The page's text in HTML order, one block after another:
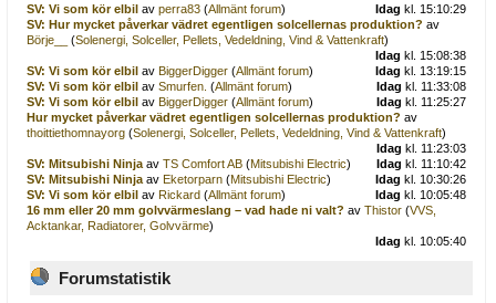
SV: Vi som kör elbilav perra83(Allmänt forum) Idag kl. 15:10:29
SV: Hur mycket påverkar vädret egentligen solcellernas produktion? av
Börje__
(Solenergi, Solceller, Pellets, Vedeldning, Vind & Vattenkraft)
Idag kl. 15:08:38
SV: Vi som kör elbilav BiggerDigger(Allmänt forum) Idag kl. 13:19:15
SV: Vi som kör elbilav Smurfen. (Allmänt forum) Idag kl. 11:33:08
SV: Vi som kör elbilav BiggerDigger(Allmänt forum) Idag kl. 11:25:27
Hur mycket påverkar vädret egentligen solcellernas produktion? av
thoittiethomnayorg(Solenergi, Solceller, Pellets, Vedeldning, Vind & Vattenkraft)
Idag kl. 11:23:03
SV: Mitsubishi Ninjaav TS Comfort AB(Mitsubishi Electric) Idag kl. 11:10:42
SV: Mitsubishi Ninjaav Eketorparn(Mitsubishi Electric) Idag kl. 10:30:26
SV: Vi som kör elbilav Rickard(Allmänt forum) Idag kl. 10:05:48
16 mm eller 20 mm golvvärmeslang – vad hade ni valt? av Thistor(VVS,
Acktankar, Radiatorer, Golvvärme)
Idag kl. 10:05:40
Forumstatistik